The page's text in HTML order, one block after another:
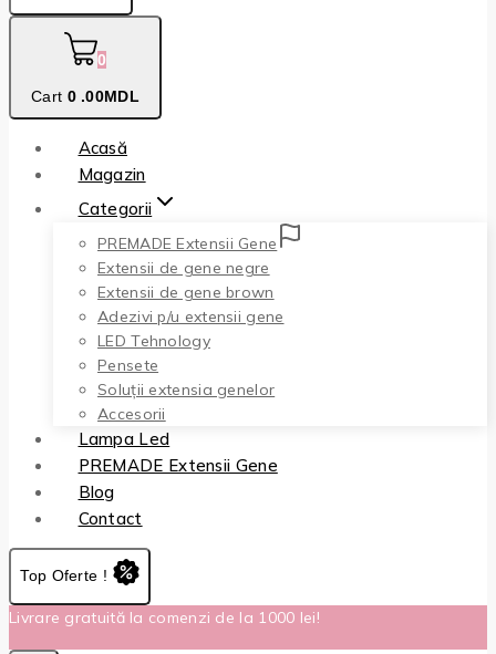
0
Cart 0 .00MDL
Acasă
Magazin
Categorii
PREMADE Extensii Gene
Extensii de gene negre
Extensii de gene brown
Adezivi p/u extensii gene
LED Tehnology
Pensete
Soluții extensia genelor
Accesorii
Lampa Led
PREMADE Extensii Gene
Blog
Contact
Top Oferte !
Livrare gratuită la comenzi de la 1000 lei!